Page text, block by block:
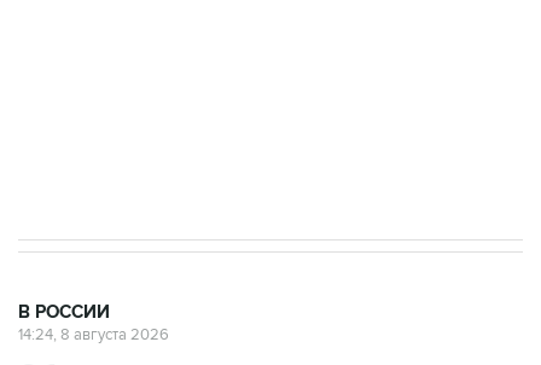
Оборудование на атакованном
БПЛА предприятии в Сызрани